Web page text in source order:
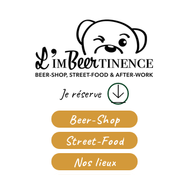
Je réserve
Beer-Shop
Street-Food
Nos lieux